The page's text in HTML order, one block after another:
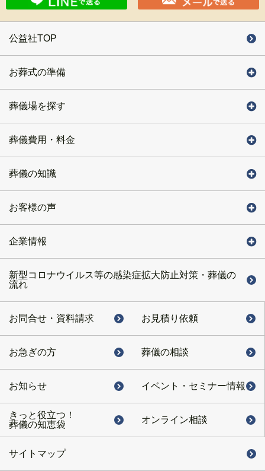
公益社TOP
お葬式の準備
葬儀場を探す
葬儀費用・料金
葬儀の知識
お客様の声
企業情報
新型コロナウイルス等の感染症拡大防止対策・葬儀の
流れ
お問合せ・ 資料請求 お見積り依頼
お急ぎの方 葬儀の相談
お知らせ イベント・ セミナー情報
きっと役立つ！
葬儀の知恵袋
オンライン相談
サイトマップ